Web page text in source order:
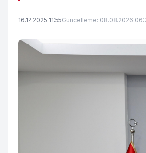
16.12.2025 11:55Güncelleme: 08.08.2026